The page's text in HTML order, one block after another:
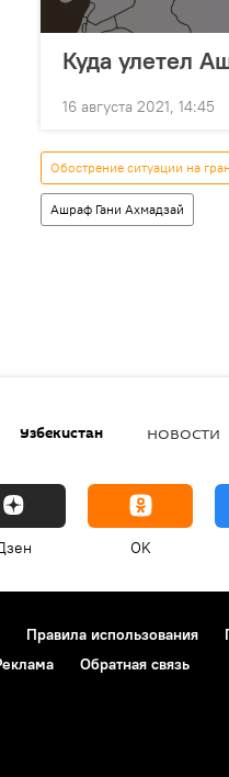
Куда улетел
16 августа 2021, 14:45
Обострение ситуации на
Ашраф Гани Ахмадзай
Узбекистан НОВОСТИ
OK
Правила использования
Обратная связь